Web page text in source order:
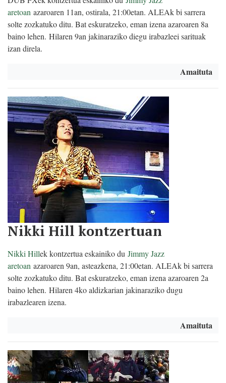
aretoan azaroaren 11an, ostirala, 21:00etan. ALEAk bi sarrera
solte zozkatuko ditu. Bat eskuratzeko, eman izena azaroaren 8a
baino lehen. Hilaren 9an jakinaraziko diegu irabazleei sarituak
izan direla.
Amaituta
Nikki Hill kontzertuan
Nikki Hillek kontzertua eskainiko du Jimmy Jazz
aretoan azaroaren 9an, asteazkena, 21:00etan. ALEAk bi sarrera
solte zozkatuko ditu. Bat eskuratzeko, eman izena azaroaren 2a
baino lehen. Hilaren 4ko aldizkarian jakinaraziko dugu
irabazlearen izena.
Amaituta